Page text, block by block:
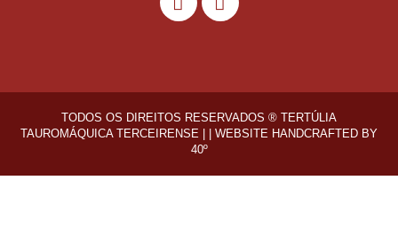
TODOS OS DIREITOS RESERVADOS ® TERTÚLIA
TAUROMÁQUICA TERCEIRENSE | | WEBSITE HANDCRAFTED BY
40º